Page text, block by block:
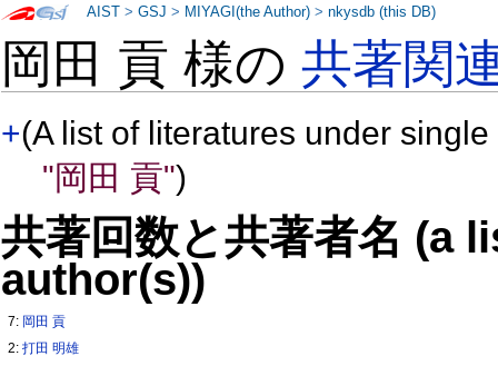
岡田 貢 様の共著関
+(A list of literatures under
"岡田 貢")
共著回数と共著者名 (a
author(s))
7: 岡田 貢
2:打田 明雄
AIST >GSJ > MIYAGI(the Author) >nkysdb (this DB)